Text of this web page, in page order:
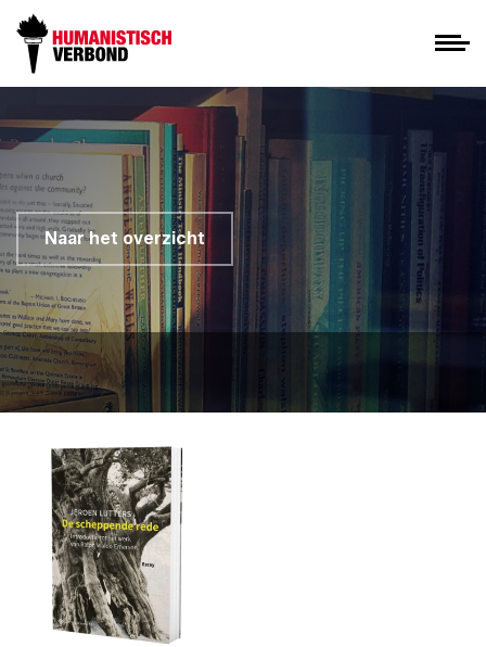
Naar het overzicht